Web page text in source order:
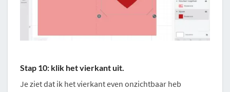
Stap 10: klik het vierkant uit.
Je ziet dat ik het vierkant even onzichtbaar heb